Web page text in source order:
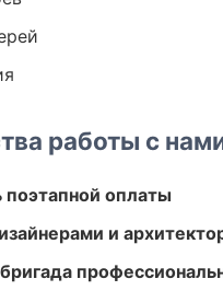
работы с
оплаты
и